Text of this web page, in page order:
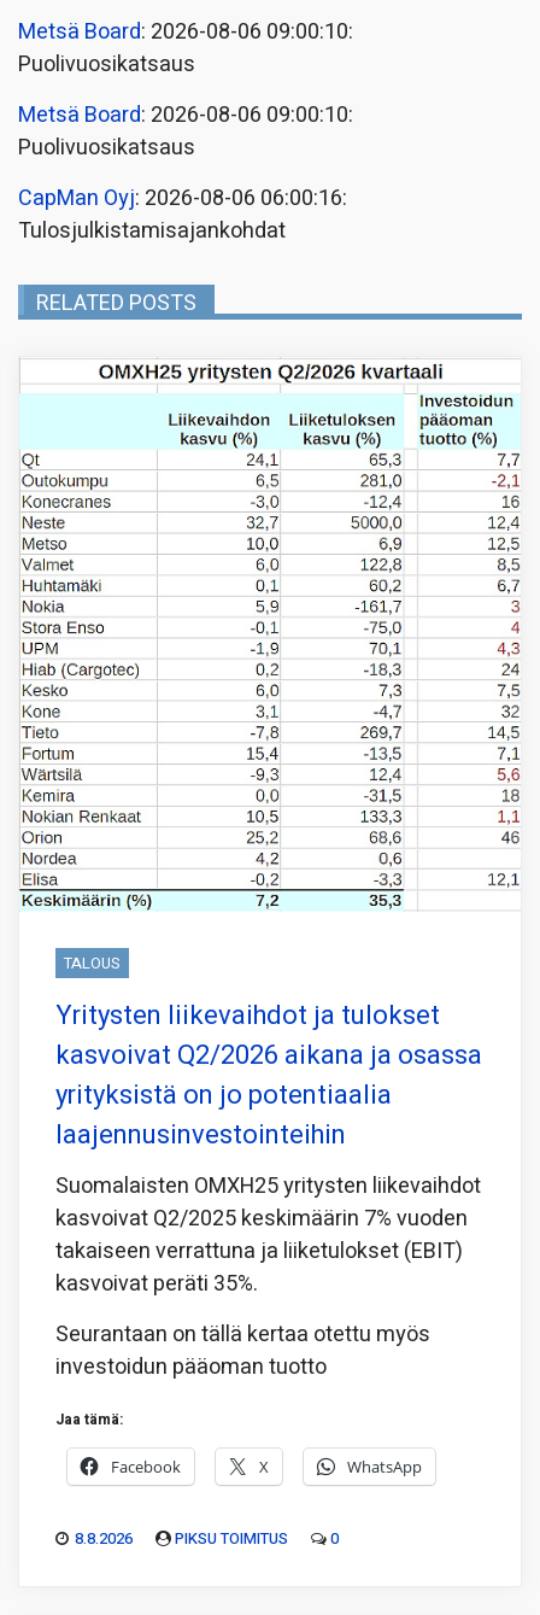
Metsä Board: 2026-08-06 09:00:10:
Puolivuosikatsaus
Metsä Board: 2026-08-06 09:00:10:
Puolivuosikatsaus
CapMan Oyj: 2026-08-06 06:00:16:
Tulosjulkistamisajankohdat
RELATED POSTS
TALOUS
Yritysten liikevaihdot ja tulokset
kasvoivat Q2/2026 aikana ja osassa
yrityksistä on jo potentiaalia
laajennusinvestointeihin
Suomalaisten OMXH25 yritysten liikevaihdot
kasvoivat Q2/2025 keskimäärin 7% vuoden
takaiseen verrattuna ja liiketulokset (EBIT)
kasvoivat peräti 35%.
Seurantaan on tällä kertaa otettu myös
investoidun pääoman tuotto
Jaa tämä:
Facebook X WhatsApp
8.8.2026 PIKSU TOIMITUS 0